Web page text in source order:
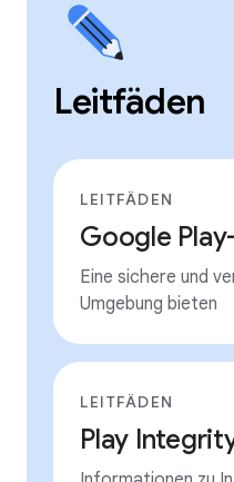
Leitfäden
LEITFÄDEN
Google
Eine sichere und
Umgebung bieten
LEITFÄDEN
Play